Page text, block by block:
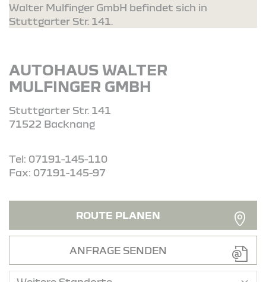
Walter Mulfinger GmbH befindet sich in
Stuttgarter Str. 141.
AUTOHAUS WALTER
MULFINGER GMBH
Stuttgarter Str. 141
71522 Backnang
Tel: 07191-145-110
Fax: 07191-145-97
ROUTE PLANEN
ANFRAGE SENDEN